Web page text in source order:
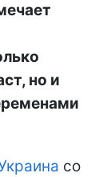
но и
со